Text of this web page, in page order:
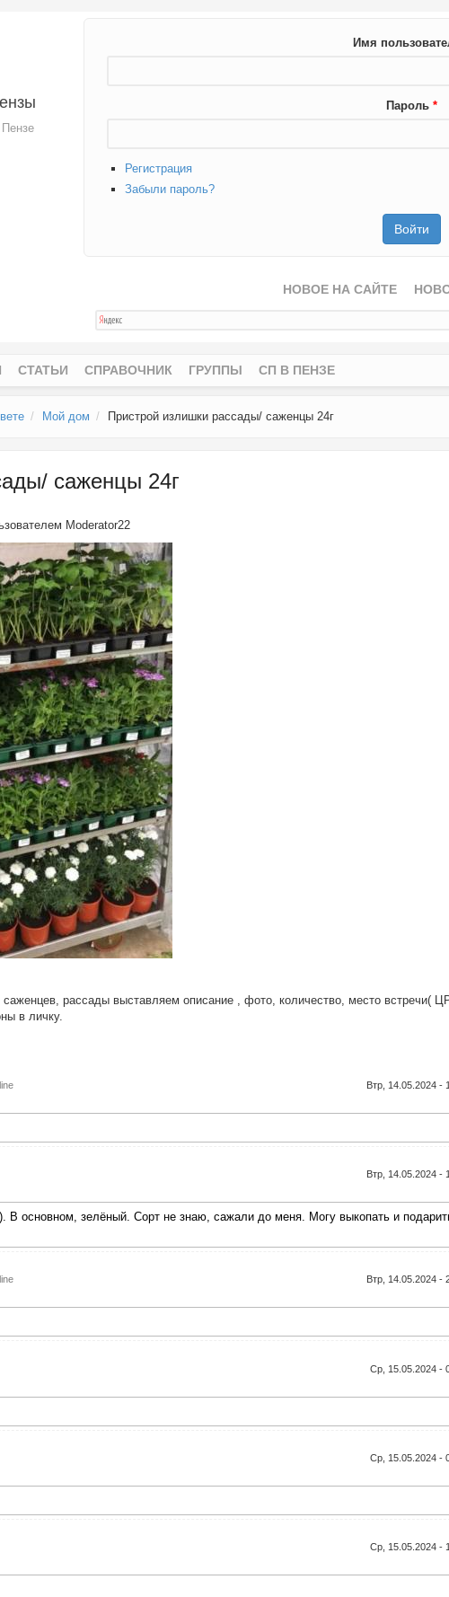
Имя
Пароль *
Регистрация
Забыли пароль?
НОВОЕ НА САЙТЕ
СТАТЬИ СПРАВОЧНИК ГРУППЫ СП В ПЕНЗЕ
Мой дом Пристрой излишки рассады/ саженцы 24г
саженцы 24г
Moderator22
рассады выставляем описание , фото, количество, место встречи(
в личку.
Втр, 14.05.2024 -
Втр, 14.05.2024 -
В основном, зелёный. Сорт не знаю, сажали до меня. Могу выкопать и
Втр, 14.05.2024 -
Ср, 15.05.2024 -
Ср, 15.05.2024 -
Ср, 15.05.2024 -